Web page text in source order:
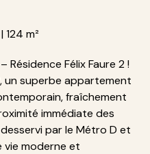
m²
Félix Faure 2 !
un superbe appartement
fraîchement
immédiate des
par le Métro D et
vie moderne et